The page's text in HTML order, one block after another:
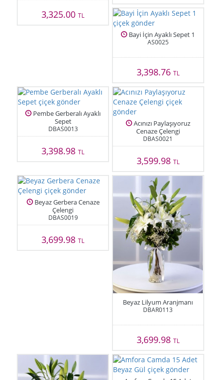
3,325.00TL
Bayi İçin Ayaklı Sepet 1
AS0025
3,398.76 TL
Pembe Gerberalı Ayaklı
Sepet
DBAS0013
3,398.98TL
Acınızı Paylaşıyoruz
Cenaze Çelengi
DBAS0021
3,599.98 TL
Beyaz Gerbera Cenaze
Çelengi
DBAS0019
3,699.98TL
Beyaz Lilyum Aranjmanı
DBAR0113
3,699.98 TL